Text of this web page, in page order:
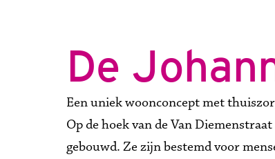
De
Een uniek woonconcept met
Op de hoek van de Van
gebouwd. Ze zijn bestemd voor